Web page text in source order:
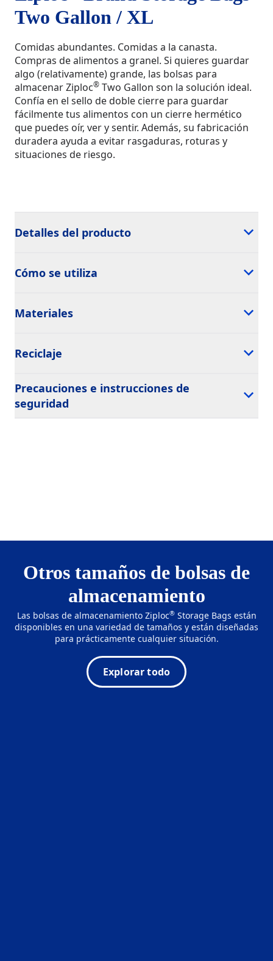
Two Gallon / XL
Comidas abundantes. Comidas a la canasta.
Compras de alimentos a granel. Si quieres guardar
algo (relativamente) grande, las bolsas para
almacenar Ziploc® Two Gallon son la solución ideal.
Confía en el sello de doble cierre para guardar
fácilmente tus alimentos con un cierre hermético
que puedes oír, ver y sentir. Además, su fabricación
duradera ayuda a evitar rasgaduras, roturas y
situaciones de riesgo.
Detalles del producto
Cómo se utiliza
Materiales
Reciclaje
Precauciones e instrucciones de
seguridad
Otros tamaños de bolsas de
almacenamiento
Las bolsas de almacenamiento Ziploc®Storage Bags están
disponibles en una variedad de tamaños y están diseñadas
para prácticamente cualquier situación.
Explorar todo